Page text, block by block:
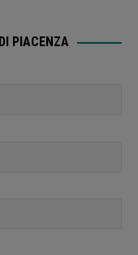
PIACENZA